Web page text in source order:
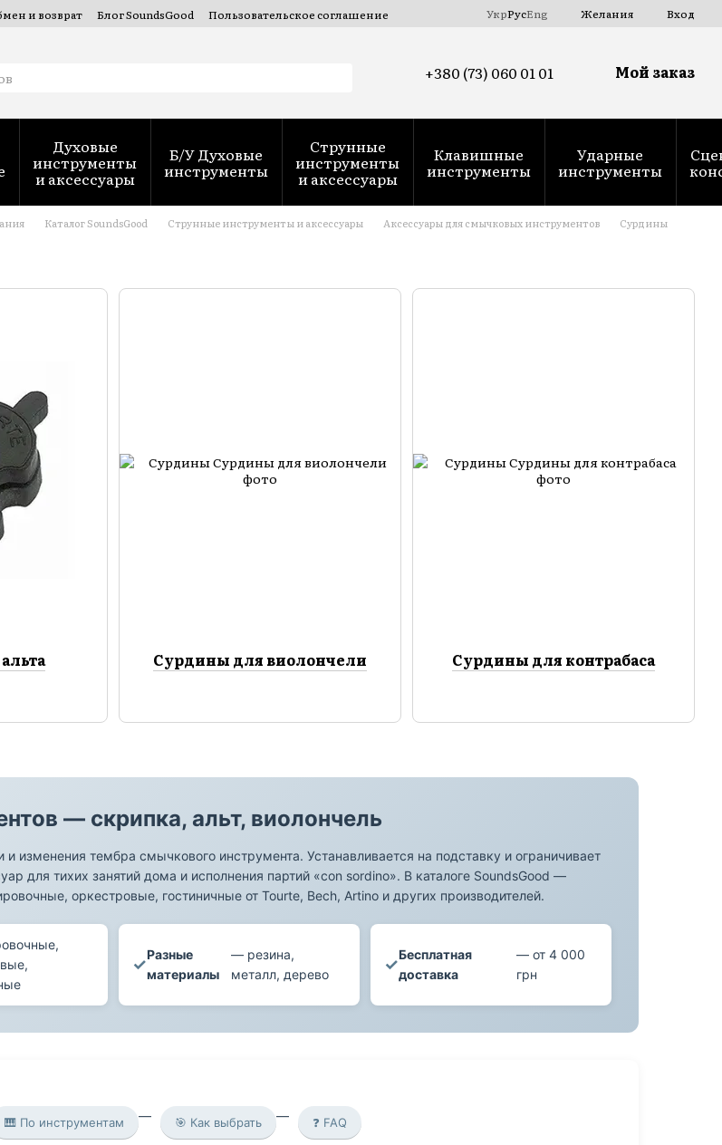
и возврат Блог SoundsGood
Пользовательское соглашение
УкрРусEng Желания Вход
+380 (73) 060 01 01 Мой заказ
Духовые
инструменты
и аксессуары
Б/У Духовые
инструменты
Струнные
инструменты
и аксессуары
Клавишные
инструменты
Ударные
инструменты
Каталог SoundsGood Струнные инструменты и аксессуары Аксессуары для смычковых инструментов Сурдины
— скрипка, альт, виолончель
изменения тембра смычкового инструмента. Устанавливается на подставку и ограничивает
для тихих занятий дома и исполнения партий «con sordino». В каталоге SoundsGood —
оркестровые, гостиничные от Tourte, Bech, Artino и других производителей.
✓
Разные
материалы
— резина,
металл, дерево
✓
Бесплатная
доставка
— от 4 000
грн
🎹 По инструментам 🎯 Как выбрать ❓ FAQ
Сурдины для виолончели Сурдины для контрабаса